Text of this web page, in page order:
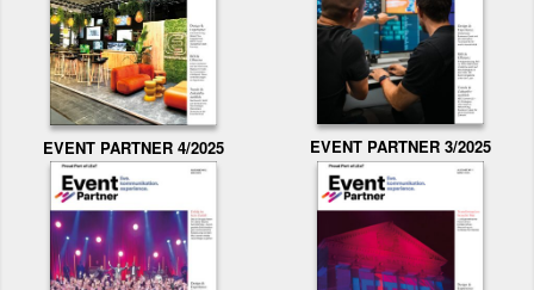
EVENT PARTNER 4/2025 EVENT PARTNER 3/2025